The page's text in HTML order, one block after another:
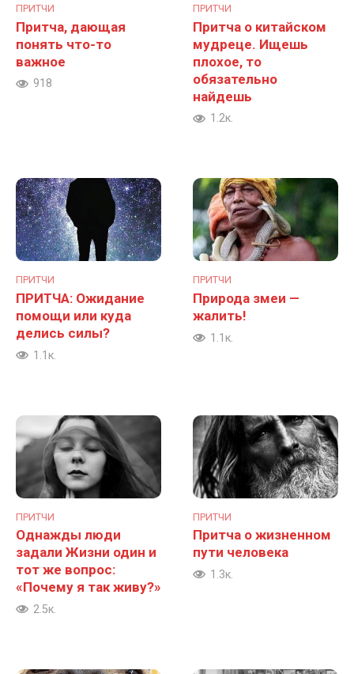
ПРИТЧИ
Притча, дающая
понять что-то
важное
918
ПРИТЧИ
Притча о китайском
мудреце. Ищешь
плохое, то
обязательно
найдешь
1.2к.
ПРИТЧИ
ПРИТЧА: Ожидание
помощи или куда
делись силы?
1.1к.
ПРИТЧИ
Природа змеи —
жалить!
1.1к.
ПРИТЧИ
Однажды люди
задали Жизни один и
тот же вопрос:
«Почему я так живу?»
2.5к.
ПРИТЧИ
Притча о жизненном
пути человека
1.3к.